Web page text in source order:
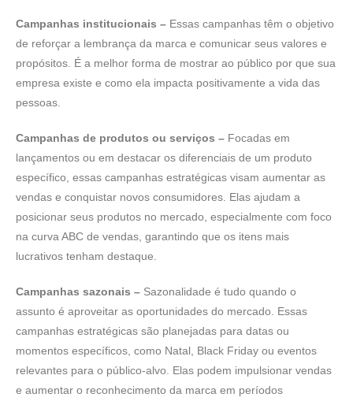
Campanhas institucionais – Essas campanhas têm o objetivo
de reforçar a lembrança da marca e comunicar seus valores e
propósitos. É a melhor forma de mostrar ao público por que sua
empresa existe e como ela impacta positivamente a vida das
pessoas.
Campanhas de produtos ou serviços – Focadas em
lançamentos ou em destacar os diferenciais de um produto
específico, essas campanhas estratégicas visam aumentar as
vendas e conquistar novos consumidores. Elas ajudam a
posicionar seus produtos no mercado, especialmente com foco
na curva ABC de vendas, garantindo que os itens mais
lucrativos tenham destaque.
Campanhas sazonais – Sazonalidade é tudo quando o
assunto é aproveitar as oportunidades do mercado. Essas
campanhas estratégicas são planejadas para datas ou
momentos específicos, como Natal, Black Friday ou eventos
relevantes para o público-alvo. Elas podem impulsionar vendas
e aumentar o reconhecimento da marca em períodos